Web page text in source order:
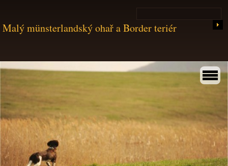
Malý münsterlandský ohař a Border teriér